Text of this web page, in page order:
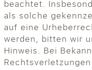
beachtet.
als solche
auf eine
werden, bitten wir
Hinweis. Bei